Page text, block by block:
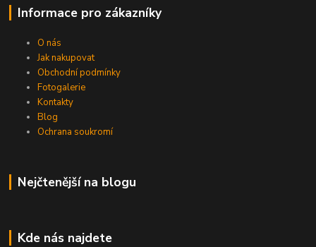
Informace pro zákazníky
O nás
Jak nakupovat
Obchodní podmínky
Fotogalerie
Kontakty
Blog
Ochrana soukromí
Nejčtenější na blogu
Kde nás najdete